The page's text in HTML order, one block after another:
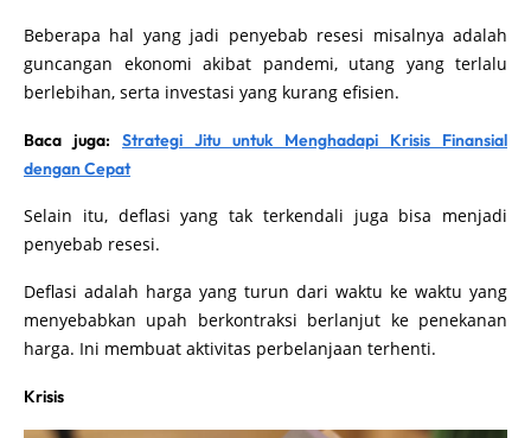
Beberapa hal yang jadi penyebab resesi misalnya adalah
guncangan ekonomi akibat pandemi, utang yang terlalu
berlebihan, serta investasi yang kurang efisien.
Baca juga: Strategi Jitu untuk Menghadapi Krisis Finansial
dengan Cepat
Selain itu, deflasi yang tak terkendali juga bisa menjadi
penyebab resesi.
Deflasi adalah harga yang turun dari waktu ke waktu yang
menyebabkan upah berkontraksi berlanjut ke penekanan
harga. Ini membuat aktivitas perbelanjaan terhenti.
Krisis